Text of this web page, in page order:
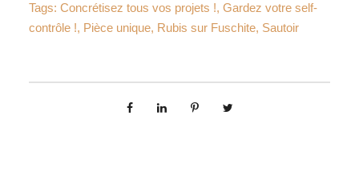
Tags: Concrétisez tous vos projets !, Gardez votre self-
contrôle !, Pièce unique, Rubis sur Fuschite, Sautoir